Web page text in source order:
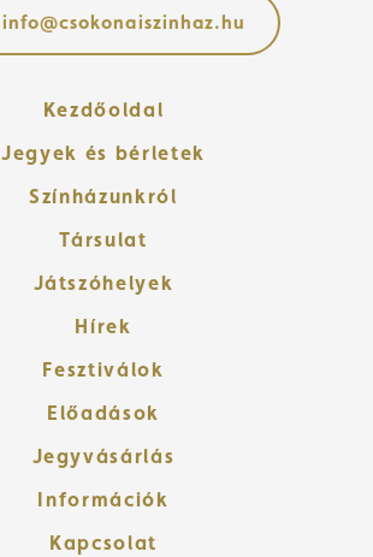
info@csokonaiszinhaz.hu
Kezdőoldal
Jegyek és bérletek
Színházunkról
Társulat
Játszóhelyek
Hírek
Fesztiválok
Előadások
Jegyvásárlás
Információk
Kapcsolat